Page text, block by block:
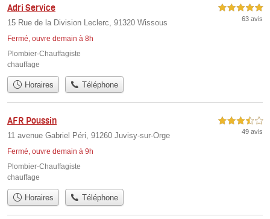
Adri Service
15 Rue de la Division Leclerc, 91320 Wissous
Fermé, ouvre demain à 8h
5,0 étoiles sur 5
63 avis
Plombier-Chauffagiste
chauffage
Horaires Téléphone
AFR Poussin
11 avenue Gabriel Péri, 91260 Juvisy-sur-Orge
Fermé, ouvre demain à 9h
3,5 étoiles sur 5
49 avis
Plombier-Chauffagiste
chauffage
Horaires Téléphone